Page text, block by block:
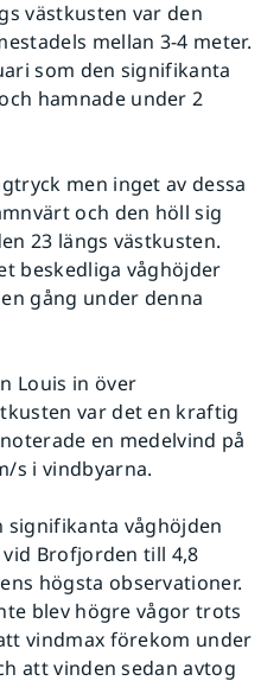
västkusten var den
mellan 3-4 meter.
som den signifikanta
hamnade under 2
men inget av dessa
och den höll sig
23 längs västkusten.
beskedliga våghöjder
gång under denna
Louis in över
var det en kraftig
en medelvind på
s i vindbyarna.
signifikanta våghöjden
Brofjorden till 4,8
högsta observationer.
blev högre vågor trots
vindmax förekom under
att vinden sedan avtog